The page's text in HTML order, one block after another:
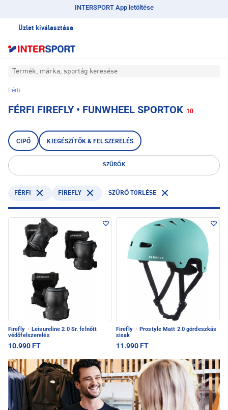
INTERSPORT App letöltése
Üzlet kiválasztása
Termék, márka, sportág keresése
Férfi
FÉRFI FIREFLY • FUNWHEEL SPORTOK 10
CIPŐ KIEGÉSZÍTŐK & FELSZERELÉS
SZŰRŐK
FÉRFI FIREFLY SZŰRŐ TÖRLÉSE
Firefly · Leisureline 2.0 Sr. felnőtt
védőfelszerelés
10.990 FT
Firefly · Prostyle Matt 2.0 gördeszkás
sisak
11.990 FT